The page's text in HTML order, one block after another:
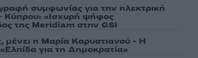
συμφωνίας για την ηλεκτρική
Κύπρου: «Ισχυρή ψήφος
της Meridiam στην GSI
μένει η Μαρία Καρυστιανού - Η
για τη Δημοκρατία»